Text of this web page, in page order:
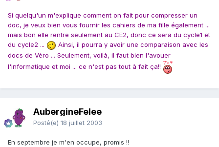
Si quelqu'un m'explique comment on fait pour compresser un
doc, je veux bien vous fournir les cahiers de ma fille également ...
mais bon elle rentre seulement au CE2, donc ce sera du cycle1 et
du cycle2 ...
Ainsi, il pourra y avoir une comparaison avec les
docs de Véro ... Seulement, voilà, il faut bien l'avouer
l'informatique et moi ... ce n'est pas tout à fait ça!!
AubergineFelee
Posté(e) 18 juillet 2003
En septembre je m'en occupe, promis !!